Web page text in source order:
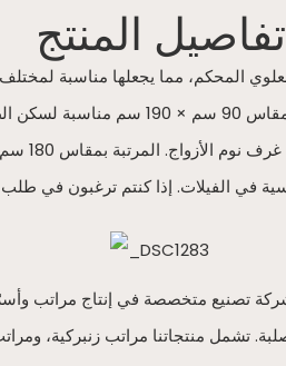
تفاصيل المنتج